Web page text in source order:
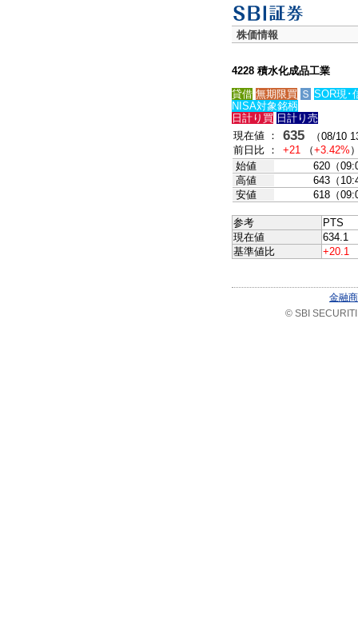
株価情報
4228 積水化成品工業
貸借 無期限買 Ｓ SOR現･
NISA対象銘柄
日計り買 日計り売
現在値 ：
635 （08/10
前日比 ：
+21 （+3.42%
始値
620（
高値
643（
安値
618（
参考
PTS
現在値
634.1
基準値比
+20.1
金融
© SBI